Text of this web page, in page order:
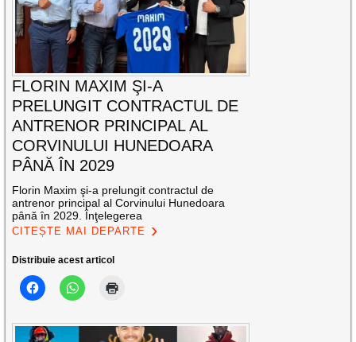
FLORIN MAXIM ŞI-A
PRELUNGIT CONTRACTUL DE
ANTRENOR PRINCIPAL AL
CORVINULUI HUNEDOARA
PÂNĂ ÎN 2029
Florin Maxim şi-a prelungit contractul de
antrenor principal al Corvinului Hunedoara
până în 2029. Înţelegerea
CITEȘTE MAI DEPARTE
Distribuie acest articol